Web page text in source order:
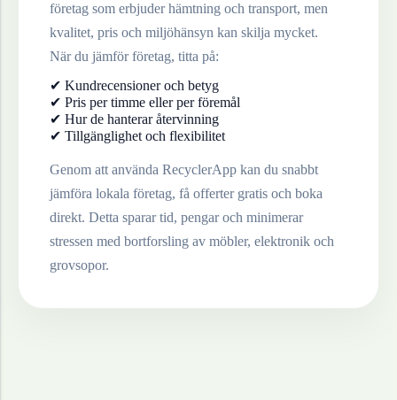
företag som erbjuder hämtning och transport, men
kvalitet, pris och miljöhänsyn kan skilja mycket.
När du jämför företag, titta på:
✔ Kundrecensioner och betyg
✔ Pris per timme eller per föremål
✔ Hur de hanterar återvinning
✔ Tillgänglighet och flexibilitet
Genom att använda RecyclerApp kan du snabbt
jämföra lokala företag, få offerter gratis och boka
direkt. Detta sparar tid, pengar och minimerar
stressen med bortforsling av möbler, elektronik och
grovsopor.